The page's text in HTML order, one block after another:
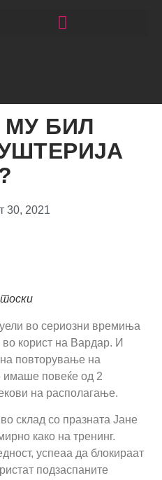
БИЛ
30, 2021
во сериозни времиња
во корист на Вардар. И
повторување на
имаше повеќе од 2
на располагање.
склад со празната Јане
како на тренинг.
успеаа да блокираат
подзаспаните